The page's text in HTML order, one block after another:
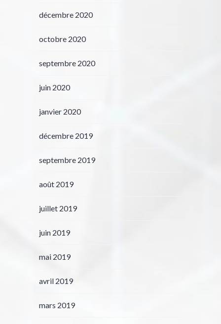
décembre 2020
octobre 2020
septembre 2020
juin 2020
janvier 2020
décembre 2019
septembre 2019
août 2019
juillet 2019
juin 2019
mai 2019
avril 2019
mars 2019